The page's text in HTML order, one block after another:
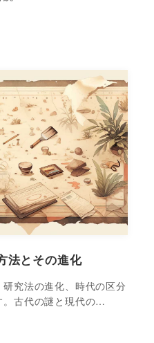
法とその進化
究法の進化、時代の区分
。古代の謎と現代の…